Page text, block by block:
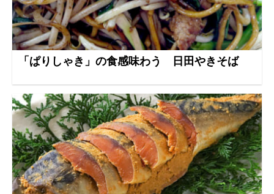
「ぱりしゃき」の食感味わう 日田やきそば